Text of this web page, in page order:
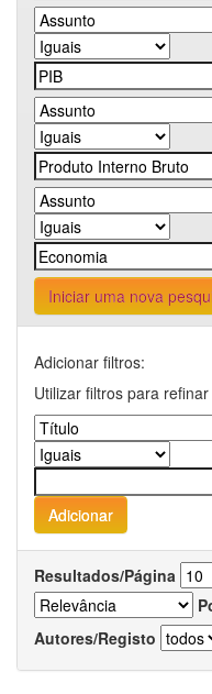
Iniciar uma nova
Adicionar filtros:
Utilizar filtros para
Resultados/Página
Autores/Registo